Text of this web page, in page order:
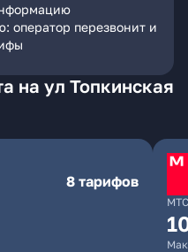
оператор перезвонит и
на ул Топкинская
8 тарифов
МТС